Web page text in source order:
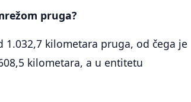
pruga?
kilometara pruga, od čega je
kilometara, a u entitetu